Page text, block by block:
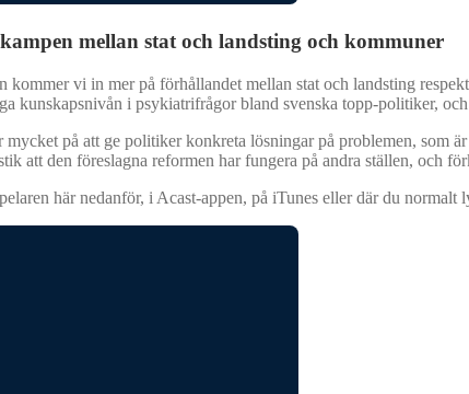
mellan stat och landsting och kommuner
kommer vi in mer på förhållandet mellan stat och landsting
kunskapsnivån i psykiatrifrågor bland svenska topp-politiker,
på att ge politiker konkreta lösningar på problemen, som
att den föreslagna reformen har fungera på andra ställen, och
här nedanför, i Acast-appen, på iTunes eller där du normalt